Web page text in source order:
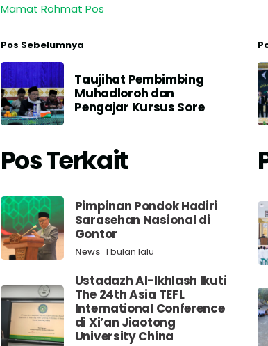
Mamat Rohmat Pos
Pos Sebelumnya
Taujihat Pembimbing
Muhadloroh dan
Pengajar Kursus Sore
Pos Terkait
Pimpinan Pondok Hadiri
Sarasehan Nasional di
Gontor
News 1 bulan lalu
Ustadazh Al-Ikhlash Ikuti
The 24th Asia TEFL
International Conference
di Xi’an Jiaotong
University China